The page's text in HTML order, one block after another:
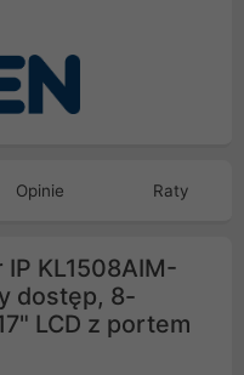
Opinie Raty
KL1508AIM-
dostęp, 8-
LCD z portem